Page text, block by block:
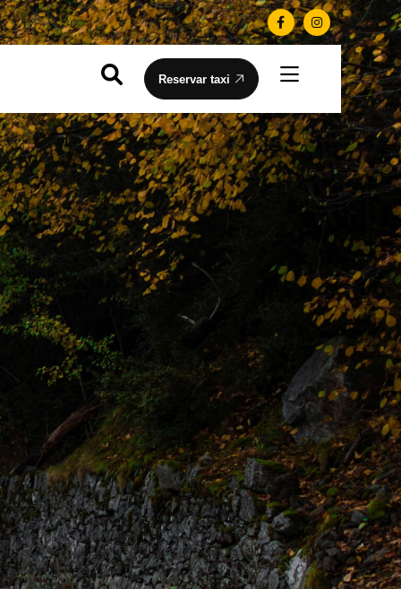
Reservar taxi